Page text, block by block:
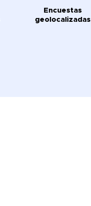
Encuestas
geolocalizadas